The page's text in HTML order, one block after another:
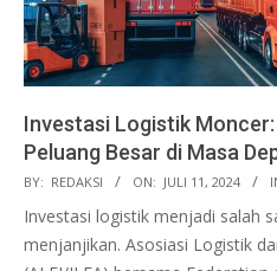
Investasi Logistik
Peluang Besar di Masa
2024-
07-
BY: REDAKSI ON: JULI 11, 2024
Investasi logistik menjadi salah
menjanjikan. Asosiasi Logistik